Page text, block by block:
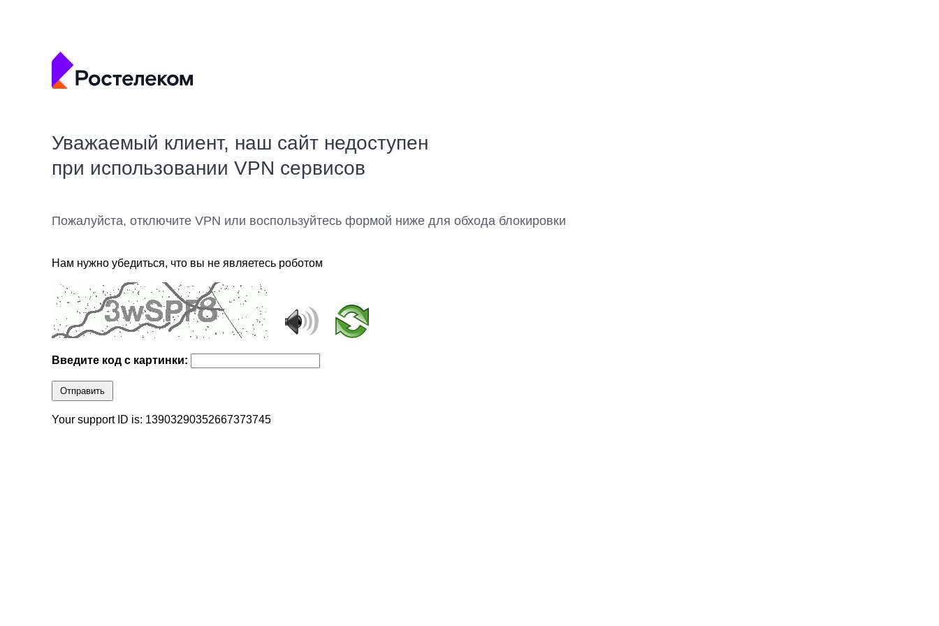
Уважаемый клиент, наш сайт недоступен
при использовании VPN сервисов
Пожалуйста, отключите VPN или воспользуйтесь формой ниже для обхода блокировки
Нам нужно убедиться, что вы не являетесь роботом
Введите код с картинки:
Отправить
Your support ID is: 13903290352667373745